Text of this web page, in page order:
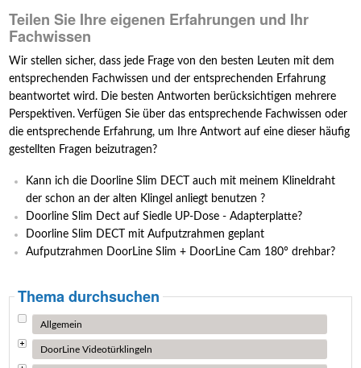
Teilen Sie Ihre eigenen Erfahrungen und Ihr
Fachwissen
Wir stellen sicher, dass jede Frage von den besten Leuten mit dem
entsprechenden Fachwissen und der entsprechenden Erfahrung
beantwortet wird. Die besten Antworten berücksichtigen mehrere
Perspektiven. Verfügen Sie über das entsprechende Fachwissen oder
die entsprechende Erfahrung, um Ihre Antwort auf eine dieser häufig
gestellten Fragen beizutragen?
Kann ich die Doorline Slim DECT auch mit meinem Klineldraht
der schon an der alten Klingel anliegt benutzen ?
Doorline Slim Dect auf Siedle UP-Dose - Adapterplatte?
Doorline Slim DECT mit Aufputzrahmen geplant
Aufputzrahmen DoorLine Slim + DoorLine Cam 180° drehbar?
Thema durchsuchen
Allgemein
DoorLine Videotürklingeln